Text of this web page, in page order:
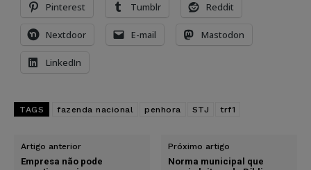
Pinterest Tumblr Reddit
Nextdoor E-mail Mastodon
LinkedIn
TAGS fazenda nacional penhora STJ trf1
Artigo anterior
Empresa não pode
Próximo artigo
Norma municipal que